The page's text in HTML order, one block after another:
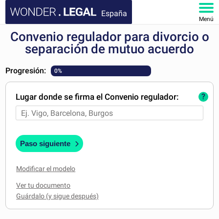
España
Menú
INICIO
MI CUENTA
Convenio regulador para divorcio o
separación de mutuo acuerdo
Progresión: 0%
Lugar donde se firma el Convenio regulador: ?
Paso siguiente
Modificar el modelo
Ver tu documento